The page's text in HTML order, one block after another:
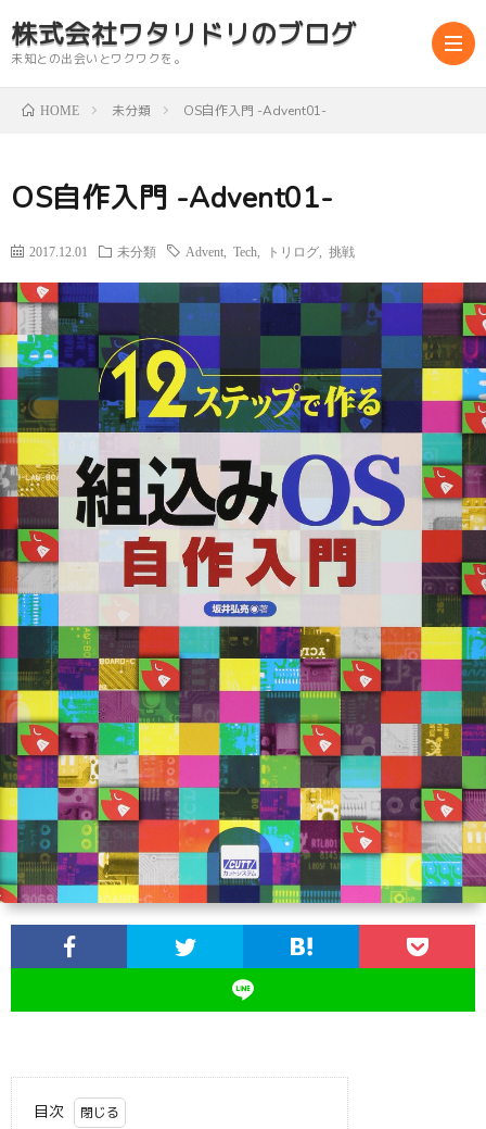
株式会社ワタリドリのブログ
未知との出会いとワクワクを。
HOME 未分類 OS自作入門 -Advent01-
OS自作入門 -Advent01-
2017.12.01 未分類 Advent Tech トリログ 挑戦
目次